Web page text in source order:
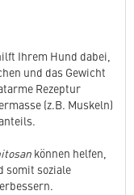
Ihrem Hund dabei,
und das Gewicht
Rezeptur
(z.B. Muskeln)
können helfen,
somit soziale